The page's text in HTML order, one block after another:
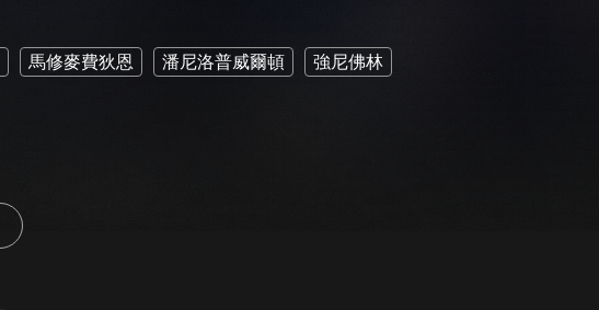
馬修麥費狄恩 潘尼洛普威爾頓 強尼佛林